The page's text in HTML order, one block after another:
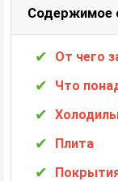
Содержимое
От чего
Что
Плита